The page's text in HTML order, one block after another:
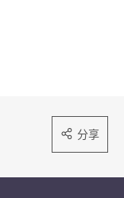
分享